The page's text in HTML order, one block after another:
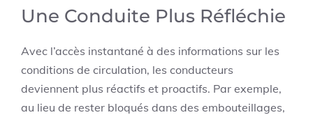
Une Conduite Plus Réfléchie
Avec l’accès instantané à des informations sur les
conditions de circulation, les conducteurs
deviennent plus réactifs et proactifs. Par exemple,
au lieu de rester bloqués dans des embouteillages,